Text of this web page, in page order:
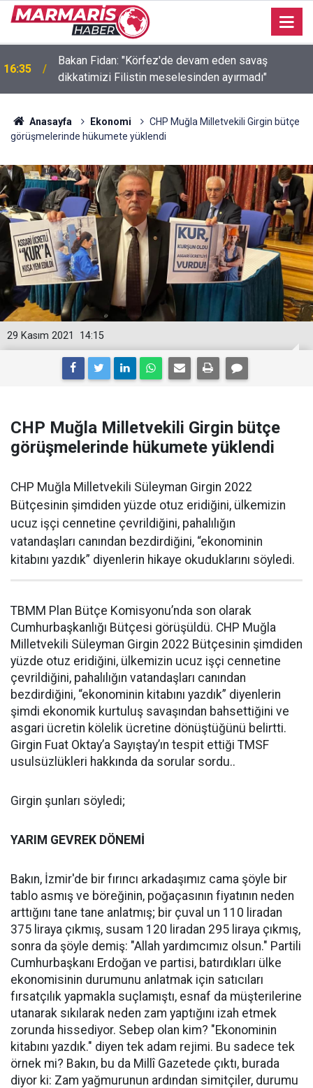
16:35
Bakan Fidan: "Körfez'de devam eden savaş
dikkatimizi Filistin meselesinden ayırmadı"
Anasayfa Ekonomi
CHP Muğla Milletvekili Girgin bütçe
görüşmelerinde hükumete yüklendi
14:15
29 Kasım 2021
CHP Muğla Milletvekili Girgin bütçe
görüşmelerinde hükumete yüklendi
CHP Muğla Milletvekili Süleyman Girgin 2022
Bütçesinin şimdiden yüzde otuz eridiğini, ülkemizin
ucuz işçi cennetine çevrildiğini, pahalılığın
vatandaşları canından bezdirdiğini, “ekonominin
kitabını yazdık” diyenlerin hikaye okuduklarını söyledi.
TBMM Plan Bütçe Komisyonu’nda son olarak
Cumhurbaşkanlığı Bütçesi görüşüldü. CHP Muğla
Milletvekili Süleyman Girgin 2022 Bütçesinin şimdiden
yüzde otuz eridiğini, ülkemizin ucuz işçi cennetine
çevrildiğini, pahalılığın vatandaşları canından
bezdirdiğini, “ekonominin kitabını yazdık” diyenlerin
şimdi ekonomik kurtuluş savaşından bahsettiğini ve
asgari ücretin kölelik ücretine dönüştüğünü belirtti.
Girgin Fuat Oktay’a Sayıştay’ın tespit ettiği TMSF
usulsüzlükleri hakkında da sorular sordu..
Girgin şunları söyledi;
YARIM GEVREK DÖNEMİ
Bakın, İzmir'de bir fırıncı arkadaşımız cama şöyle bir
tablo asmış ve böreğinin, poğaçasının fiyatının neden
arttığını tane tane anlatmış; bir çuval un 110 liradan
375 liraya çıkmış, susam 120 liradan 295 liraya çıkmış,
sonra da şöyle demiş: "Allah yardımcımız olsun." Partili
Cumhurbaşkanı Erdoğan ve partisi, batırdıkları ülke
ekonomisinin durumunu anlatmak için satıcıları
fırsatçılık yapmakla suçlamıştı, esnaf da müşterilerine
utanarak sıkılarak neden zam yaptığını izah etmek
zorunda hissediyor. Sebep olan kim? "Ekonominin
kitabını yazdık." diyen tek adam rejimi. Bu sadece tek
örnek mi? Bakın, bu da Millî Gazetede çıktı, burada
diyor ki: Zam yağmurunun ardından simitçiler, durumu